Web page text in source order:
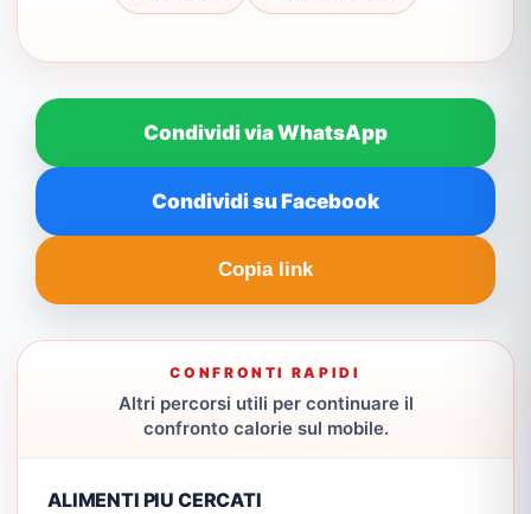
Condividi via WhatsApp
Condividi su Facebook
Copia link
CONFRONTI RAPIDI
Altri percorsi utili per continuare il
confronto calorie sul mobile.
ALIMENTI PIU CERCATI